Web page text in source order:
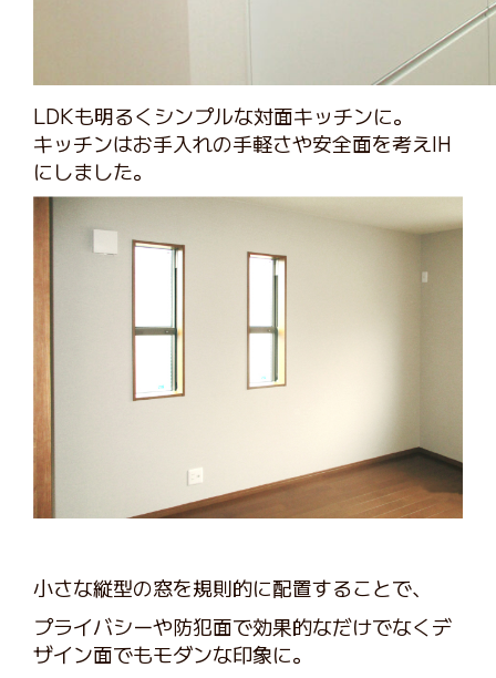
LDKも明るくシンプルな対面キッチンに。
キッチンはお手入れの手軽さや安全面を考えIH
にしました。
小さな縦型の窓を規則的に配置することで、
プライバシーや防犯面で効果的なだけでなくデ
ザイン面でもモダンな印象に。